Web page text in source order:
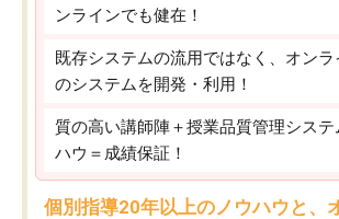
ンラインでも健在！
既存システムの流用ではなく、オン
のシステムを開発・利用！
質の高い講師陣＋授業品質管理システ
ハウ＝成績保証！
個別指導20年以上のノウハウと、